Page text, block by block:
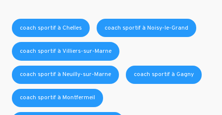
coach sportif à Chelles coach sportif à Noisy-le-Grand
coach sportif à Villiers-sur-Marne
coach sportif à Neuilly-sur-Marne coach sportif à Gagny
coach sportif à Montfermeil